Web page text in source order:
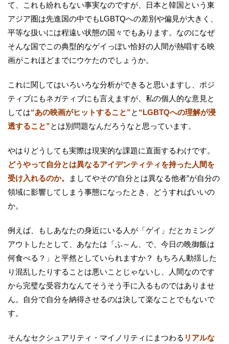
て、これも紛れもない事実なのですが、日本と韓国という東
アジア圏は先進国の中でもLGBTQへの差別や偏見が大きく、
平等な扱いには程遠い状態の国々でもあります。なのになぜ
そんな国でこの典型的なゲイっぽい恰好の人間が熱唱する映
画がこれほどまでにウケたのでしょうか。
これに関してはいろいろな分析ができると思いますし、ポジ
ティブにもネガティブにも言えますが、私の個人的な意見と
しては“あの映画がヒットすること”と “LGBTQへの理解が浸
透すること”とは別問題なんだろうなと思っています。
やはりどうしても実際は現実的な課題に直面するわけです。
どうやって自分とは異なるアイデンティティを持った人間を
受け入れるのか。
ましてやその“自分とは異なる他者”が自分の
領域に影響してしまう事態になったとき、どうすればいいの
か。
例えば、もしあなたの身近にいる人が「ゲイ」だとカミング
アウトしたとして、あなたは「ふ～ん、で、今日の晩御飯は
何食べる？」と平然としていられますか？ もちろん動揺した
り混乱したりすることは悪いことじゃないし、人間なのです
から完璧な受容力なんてそうそう手に入るものではありませ
ん。自分で自分を納得させるのは決して楽なことでもないで
す。
そんなセクシュアリティ・マイノリティにまつわる リアルな